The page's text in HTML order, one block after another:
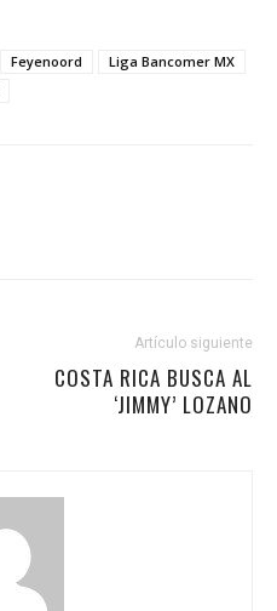
Feyenoord
Liga Bancomer MX
Artículo siguiente
COSTA RICA BUSCA AL
‘JIMMY’ LOZANO